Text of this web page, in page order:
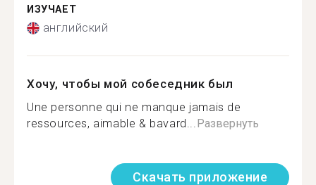
ИЗУЧАЕТ
английский
Хочу, чтобы мой собеседник был
Une personne qui ne manque jamais de
ressources, aimable & bavard...Развернуть
Скачать приложение